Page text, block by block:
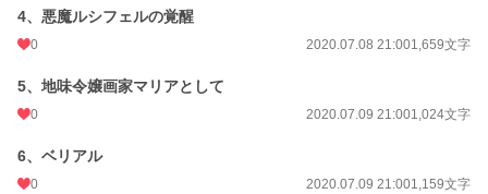
累計ポイント
4、悪魔ルシフェルの覚醒
0 2020.07.08 21:001,659文字
5、地味令嬢画家マリアとして
0 2020.07.09 21:001,024文字
6、ベリアル
0 2020.07.09 21:001,159文字